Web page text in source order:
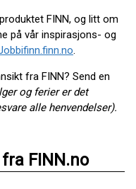
FINN, og litt om
på vår inspirasjons- og
.
fra FINN? Send en
og ferier er det
alle henvendelser).
FINN.no